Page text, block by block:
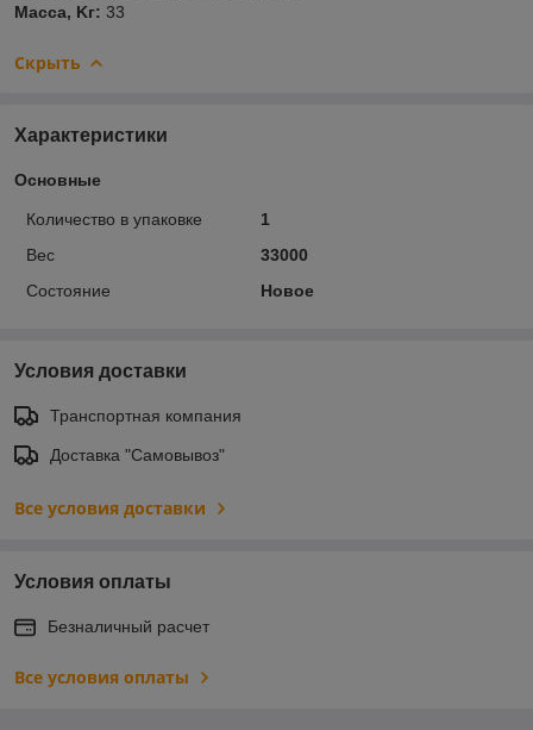
Macca, Kг: 33
Скрыть
Характеристики
Основные
Количество в упаковке
1
Вес
33000
Состояние
Новое
Условия доставки
Транспортная компания
Доставка "Самовывоз"
Все условия доставки
Условия оплаты
Безналичный расчет
Все условия оплаты